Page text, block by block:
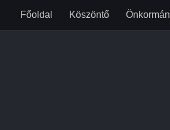
Skip to content
Főoldal Köszöntő